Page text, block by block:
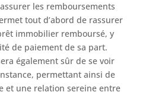
les remboursements
tout d’abord de rassurer
immobilier remboursé, y
de paiement de sa part.
également sûr de se voir
permettant ainsi de
et une relation sereine entre